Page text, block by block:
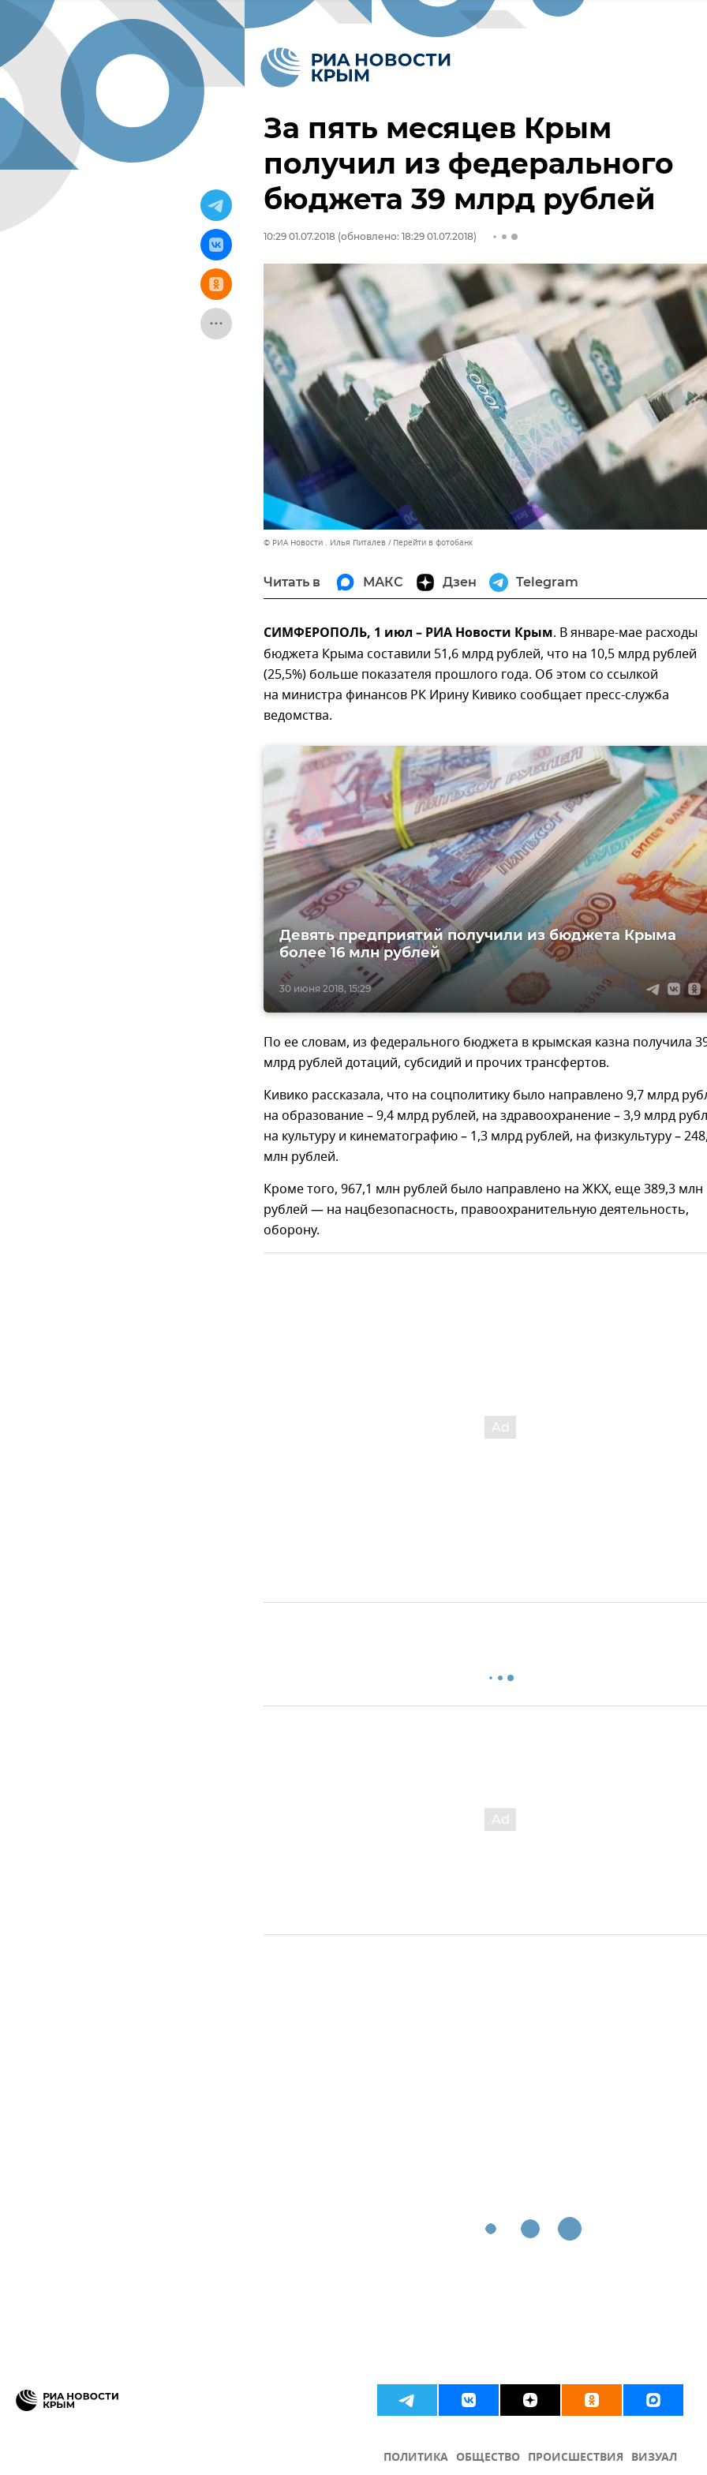
За пять месяцев Крым
получил из федерального
бюджета 39 млрд рублей
10:29 01.07.2018 (обновлено: 18:29 01.07.2018)
© РИА Новости . Илья Питалев Перейти в фотобанк
Читать в МАКС Дзен Telegram
СИМФЕРОПОЛЬ, 1 июл – РИА Новости Крым. В январе-мае расходы
бюджета Крыма составили 51,6 млрд рублей, что на 10,5 млрд рублей
(25,5%) больше показателя прошлого года. Об этом со ссылкой
на министра финансов РК Ирину Кивико сообщает пресс-служба
ведомства.
30 июня 2018, 15:29
Девять предприятий получили из бюджета Крыма
более 16 млн рублей
По ее словам, из федерального бюджета в крымская казна получила
млрд рублей дотаций, субсидий и прочих трансфертов.
Кивико рассказала, что на соцполитику было направлено 9,7 млрд
на образование – 9,4 млрд рублей, на здравоохранение – 3,9 млрд
на культуру и кинематографию – 1,3 млрд рублей, на физкультуру –
млн рублей.
Кроме того, 967,1 млн рублей было направлено на ЖКХ, еще 389,3 млн
рублей — на нацбезопасность, правоохранительную деятельность,
оборону.
ПОЛИТИКА ОБЩЕСТВО ПРОИСШЕСТВИЯ ВИЗУАЛ